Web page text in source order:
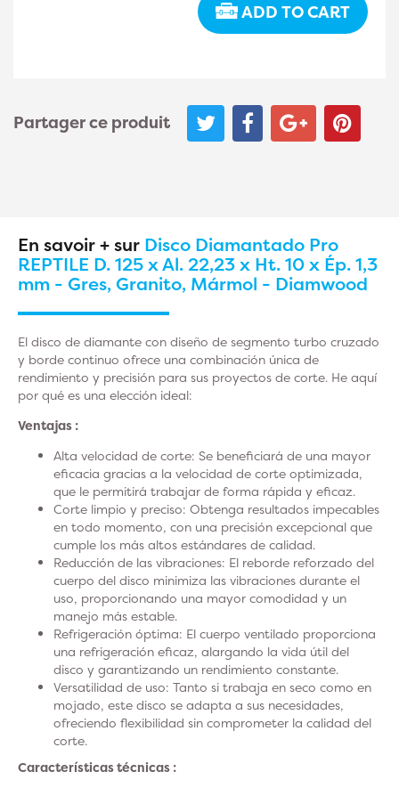
ADD TO CART
Partager ce produit
En savoir + sur Disco Diamantado Pro
REPTILE D. 125 x Al. 22,23 x Ht. 10 x Ép. 1,3
mm - Gres, Granito, Mármol - Diamwood
El disco de diamante con diseño de segmento turbo cruzado
y borde continuo ofrece una combinación única de
rendimiento y precisión para sus proyectos de corte. He aquí
por qué es una elección ideal:
Ventajas :
Alta velocidad de corte: Se beneficiará de una mayor
eficacia gracias a la velocidad de corte optimizada,
que le permitirá trabajar de forma rápida y eficaz.
Corte limpio y preciso: Obtenga resultados impecables
en todo momento, con una precisión excepcional que
cumple los más altos estándares de calidad.
Reducción de las vibraciones: El reborde reforzado del
cuerpo del disco minimiza las vibraciones durante el
uso, proporcionando una mayor comodidad y un
manejo más estable.
Refrigeración óptima: El cuerpo ventilado proporciona
una refrigeración eficaz, alargando la vida útil del
disco y garantizando un rendimiento constante.
Versatilidad de uso: Tanto si trabaja en seco como en
mojado, este disco se adapta a sus necesidades,
ofreciendo flexibilidad sin comprometer la calidad del
corte.
Características técnicas :